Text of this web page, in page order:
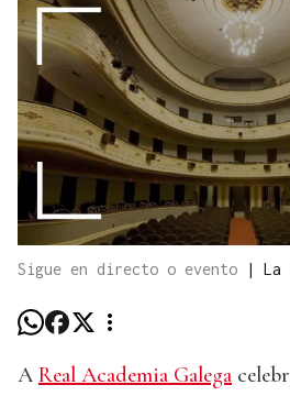
Sigue en directo o evento | La
A Real Academia Galega